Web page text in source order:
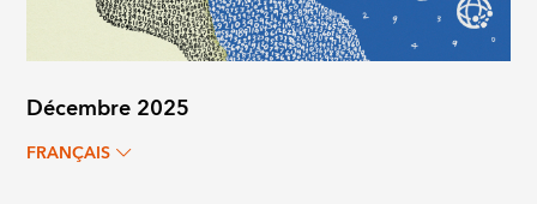
Décembre 2025
FRANÇAIS